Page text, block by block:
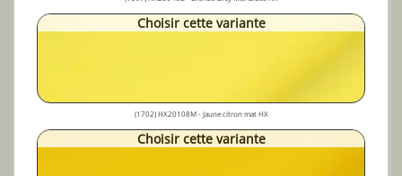
Choisir cette variante
(1702) HX20108M - Jaune citron mat HX
Choisir cette variante